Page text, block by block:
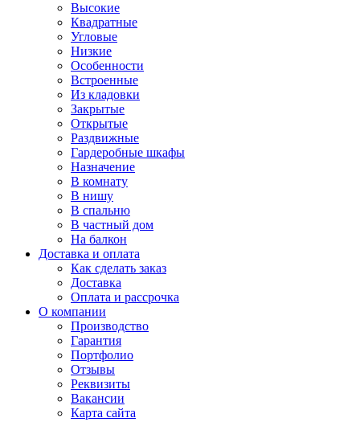
Высокие
Квадратные
Угловые
Низкие
Особенности
Встроенные
Из кладовки
Закрытые
Открытые
Раздвижные
Гардеробные шкафы
Назначение
В комнату
В нишу
В спальню
В частный дом
На балкон
Доставка и оплата
Как сделать заказ
Доставка
Оплата и рассрочка
О компании
Производство
Гарантия
Портфолио
Отзывы
Реквизиты
Вакансии
Карта сайта